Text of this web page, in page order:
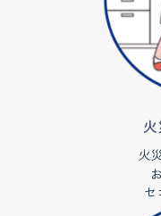
火
セ